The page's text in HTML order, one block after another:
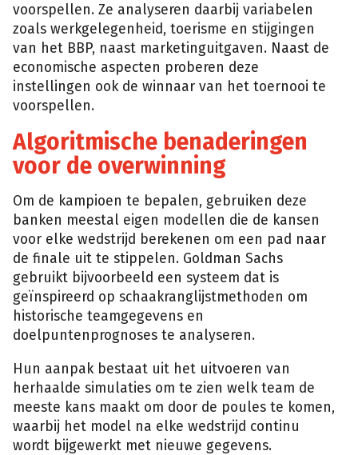
voorspellen. Ze analyseren daarbij variabelen
zoals werkgelegenheid, toerisme en stijgingen
van het BBP, naast marketinguitgaven. Naast de
economische aspecten proberen deze
instellingen ook de winnaar van het toernooi te
voorspellen.
Algoritmische benaderingen
voor de overwinning
Om de kampioen te bepalen, gebruiken deze
banken meestal eigen modellen die de kansen
voor elke wedstrijd berekenen om een pad naar
de finale uit te stippelen. Goldman Sachs
gebruikt bijvoorbeeld een systeem dat is
geïnspireerd op schaakranglijstmethoden om
historische teamgegevens en
doelpuntenprognoses te analyseren.
Hun aanpak bestaat uit het uitvoeren van
herhaalde simulaties om te zien welk team de
meeste kans maakt om door de poules te komen,
waarbij het model na elke wedstrijd continu
wordt bijgewerkt met nieuwe gegevens.